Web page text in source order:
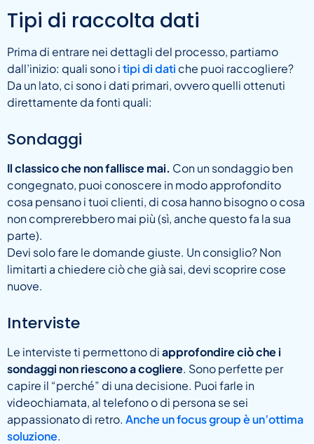
Tipi di raccolta dati
Prima di entrare nei dettagli del processo, partiamo
dall’inizio: quali sono itipi di dati che puoi raccogliere?
Da un lato, ci sono i dati primari, ovvero quelli ottenuti
direttamente da fonti quali:
Sondaggi
Il classico che non fallisce mai. Con un sondaggio ben
congegnato, puoi conoscere in modo approfondito
cosa pensano i tuoi clienti, di cosa hanno bisogno o cosa
non comprerebbero mai più (sì, anche questo fa la sua
parte).
Devi solo fare le domande giuste. Un consiglio? Non
limitarti a chiedere ciò che già sai, devi scoprire cose
nuove.
Interviste
Le interviste ti permettono diapprofondire ciò che i
sondaggi non riescono a cogliere. Sono perfette per
capire il “perché” di una decisione. Puoi farle in
videochiamata, al telefono o di persona se sei
appassionato di retro. Anche un focus group è un’ottima
soluzione.